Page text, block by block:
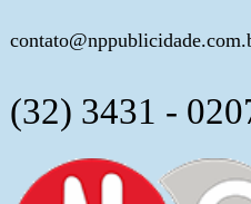
(32) 3431 -